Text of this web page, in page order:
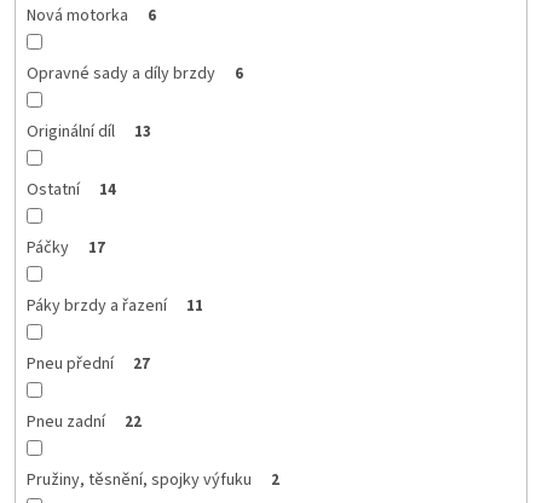
Nová motorka 6
Opravné sady a díly brzdy 6
Originální díl 13
Ostatní 14
Páčky 17
Páky brzdy a řazení 11
Pneu přední 27
Pneu zadní 22
Pružiny, těsnění, spojky výfuku 2